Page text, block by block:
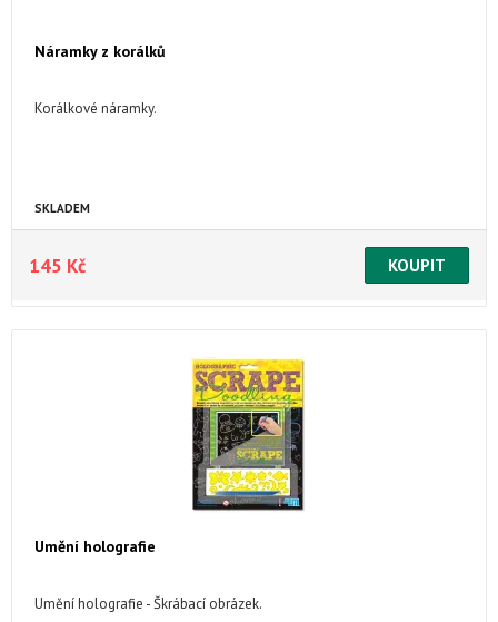
Náramky z korálků
Korálkové náramky.
SKLADEM
145 Kč
Umění holografie
Umění holografie - Škrábací obrázek.